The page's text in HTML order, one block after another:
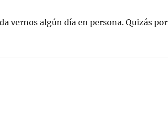
vernos algún día en persona. Quizás por